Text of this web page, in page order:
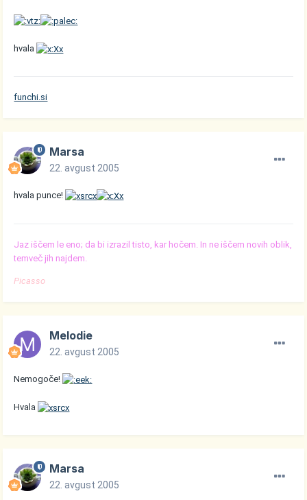
hvala
funchi.si
Marsa
22. avgust 2005
hvala punce!
Jaz iščem le eno; da bi izrazil tisto, kar hočem. In ne iščem novih oblik,
temveč jih najdem.
Picasso
Melodie
22. avgust 2005
Nemogoče!
Hvala
Marsa
22. avgust 2005